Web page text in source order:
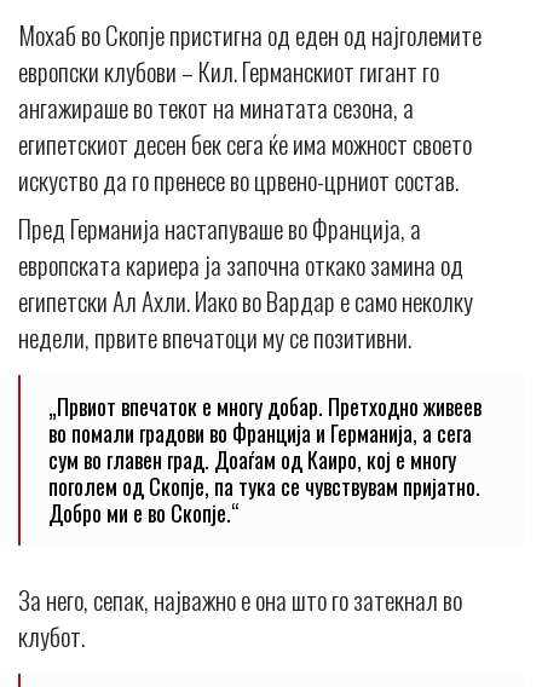
Мохаб во Скопје пристигна од еден од најголемите
европски клубови – Кил. Германскиот гигант го
ангажираше во текот на минатата сезона, а
египетскиот десен бек сега ќе има можност своето
искуство да го пренесе во црвено-црниот состав.
Пред Германија настапуваше во Франција, а
европската кариера ја започна откако замина од
египетски Ал Ахли. Иако во Вардар е само неколку
недели, првите впечатоци му се позитивни.
„Првиот впечаток е многу добар. Претходно живеев
во помали градови во Франција и Германија, а сега
сум во главен град. Доаѓам од Каиро, кој е многу
поголем од Скопје, па тука се чувствувам пријатно.
Добро ми е во Скопје.“
За него, сепак, најважно е она што го затекнал во
клубот.